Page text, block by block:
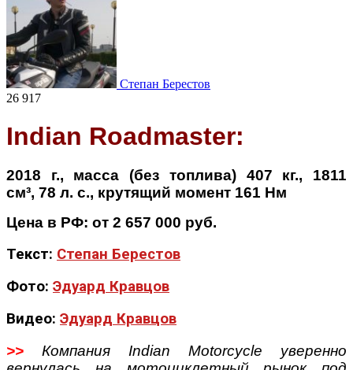
Степан Берестов
26 917
Indian Roadmaster:
2018 г., масса (без топлива) 407 кг., 1811
см³, 78 л. с., крутящий момент 161 Нм
Цена в РФ: от 2 657 000 руб.
Текст: Степан Берестов
Фото: Эдуард Кравцов
Видео: Эдуард Кравцов
>> Компания Indian Motorcycle уверенно